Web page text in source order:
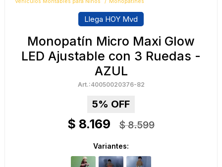
Vehículos Montables para Niños Monopatines
Llega HOY Mvd
Monopatín Micro Maxi Glow
LED Ajustable con 3 Ruedas -
AZUL
40050020376-82
5
$ 8.169 $ 8.599
Variantes: